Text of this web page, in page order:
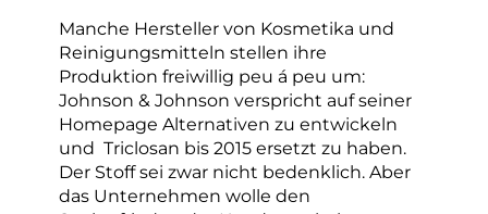
Manche Hersteller von Kosmetika und
Reinigungsmitteln stellen ihre
Produktion freiwillig peu á peu um:
Johnson & Johnson verspricht auf seiner
Homepage Alternativen zu entwickeln
und Triclosan bis 2015 ersetzt zu haben.
Der Stoff sei zwar nicht bedenklich. Aber
das Unternehmen wolle den